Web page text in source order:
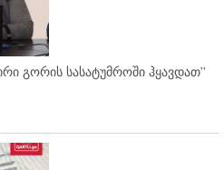
გორის სასატუმროში ჰყავდათ''